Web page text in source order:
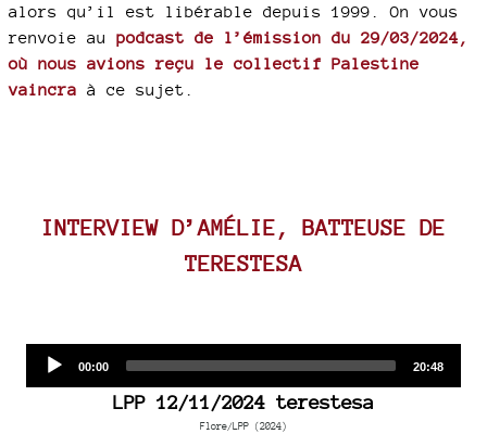
alors qu’il est libérable depuis 1999. On vous
renvoie au podcast de l’émission du 29/03/2024,
où nous avions reçu le collectif Palestine
vaincra à ce sujet.
INTERVIEW D’AMÉLIE, BATTEUSE DE
TERESTESA
Audio
Current
00:00
Total
20:48
LPP 12/11/2024 terestesa
Flore/LPP (2024)